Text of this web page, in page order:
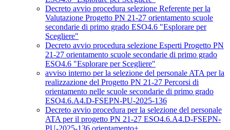
Decreto avvio procedura selezione Referente per la
Valutazione Progetto PN 21-27 orientamento scuole
secondarie di primo grado ESO4.6 "Esplorare per
Scegliere"
Decreto avvio procedura selezione Esperti Progetto PN
21-27 orientamento scuole secondarie di primo grado
ESO4.6 "Esplorare per Scegliere"
avviso interno per la selezione del personale ATA per la
realizzazione del Progetto PN 21-27 Percorsi di
orientamento nelle scuole secondarie di primo grado
ESO4.6.A4.D-FSEPN-PU-2025-136
Decreto avvio procedura per la selezione del personale
ATA per il progetto PN 21-27 ESO4.6.A4.D-FSEPN-